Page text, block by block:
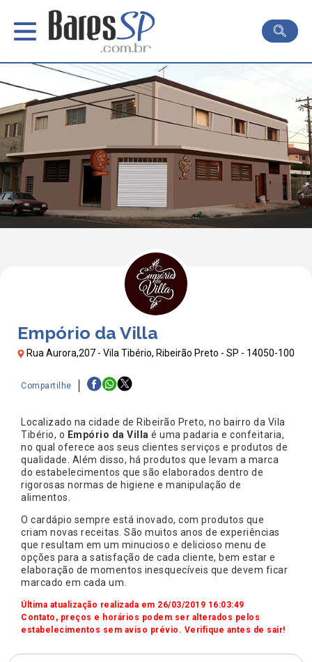
Empório da Villa
Rua Aurora,207 - Vila Tibério, Ribeirão Preto - SP - 14050-100
Compartilhe
Localizado na cidade de Ribeirão Preto, no bairro da Vila
Tibério, o Empório da Villa é uma padaria e confeitaria,
no qual oferece aos seus clientes serviços e produtos de
qualidade. Além disso, há produtos que levam a marca
do estabelecimentos que são elaborados dentro de
rigorosas normas de higiene e manipulação de
alimentos.
O cardápio sempre está inovado, com produtos que
criam novas receitas. São muitos anos de experiências
que resultam em um minucioso e delicioso menu de
opções para a satisfação de cada cliente, bem estar e
elaboração de momentos inesquecíveis que devem ficar
marcado em cada um.
Última atualização realizada em 26/03/2019 16:03:49
Contato, preços e horários podem ser alterados pelos
estabelecimentos sem aviso prévio. Verifique antes de sair!